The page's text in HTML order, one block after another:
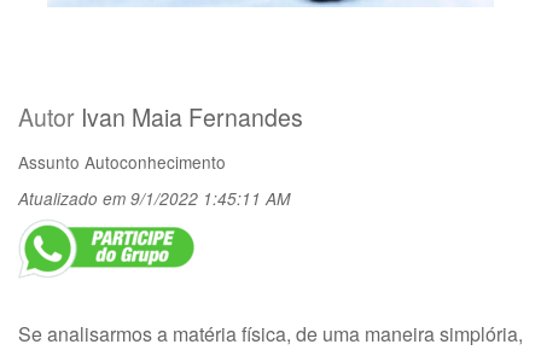
Autor Ivan Maia Fernandes
Assunto Autoconhecimento
Atualizado em 9/1/2022 1:45:11 AM
Se analisarmos a matéria física, de uma maneira simplória,